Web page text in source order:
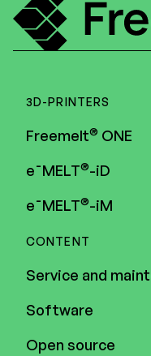
3D-PRINTERS
Freemelt® ONE
e¯MELT®-iD
e¯MELT®-iM
CONTENT
Service and
Software
Open source